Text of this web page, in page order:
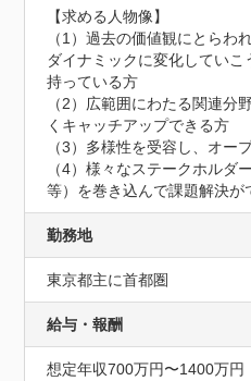
【求める人物像】
（1）過去の価値観にとらわ
ダイナミックに変化してい
持っている方
（2）広範囲にわたる関連分
くキャッチアップできる方
（3）多様性を受容し、オー
（4）様々なステークホルダ
等）を巻き込んで課題解決が
勤務地
東京都主に首都圏
給与・報酬
想定年収700万円〜1400万円